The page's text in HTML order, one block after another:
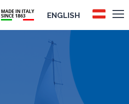
ENGLISH